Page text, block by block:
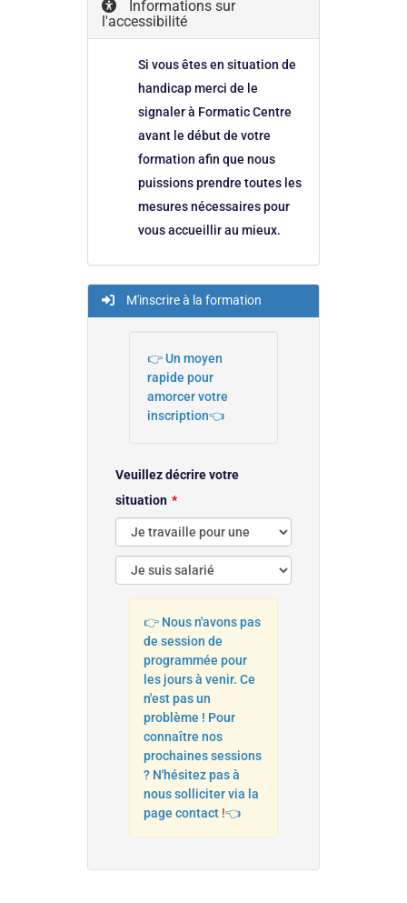
Informations sur
l'accessibilité
Si vous êtes en situation de
handicap merci de le
signaler à Formatic Centre
avant le début de votre
formation afin que nous
puissions prendre toutes les
mesures nécessaires pour
vous accueillir au mieux.
M'inscrire à la formation
👉 Un moyen
rapide pour
amorcer votre
inscription👈
Veuillez décrire votre
situation
👉 Nous n'avons pas
de session de
programmée pour
les jours à venir. Ce
n'est pas un
problème ! Pour
connaître nos
prochaines sessions
? N'hésitez pas à
nous solliciter via la
page contact!👈